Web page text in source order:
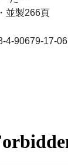
並製266頁
4-90679-17-06